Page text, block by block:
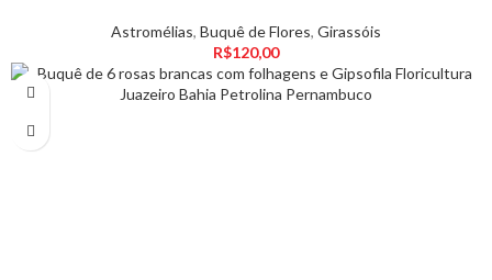
Astromélias, Buquê de Flores, Girassóis
R$120,00